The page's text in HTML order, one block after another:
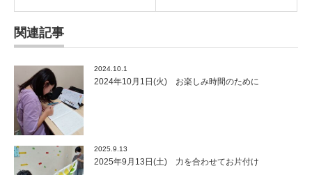
関連記事
2024.10.1
2024年10月1日(火) お楽しみ時間のために
2025.9.13
2025年9月13日(土) 力を合わせてお片付け